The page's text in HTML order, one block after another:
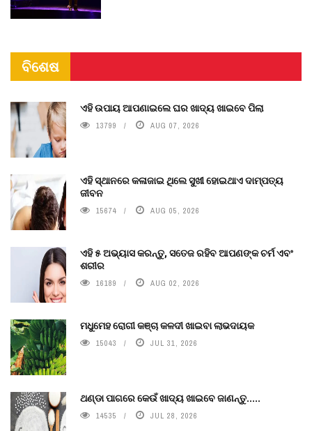
ବିଶେଷ
ଏହି ଉପାୟ ଆପଣାଇଲେ ଘର ଖାଦ୍ୟ ଖାଇବେ ପିଲା
13799 AUG 07, 2026
ଏହି ସ୍ଥାନରେ କଳାଜାଇ ଥିଲେ ସୁଖୀ ହୋଇଥାଏ ଦାମ୍ପତ୍ୟ
ଜୀବନ
15674 AUG 05, 2026
ଏହି ୫ ଅଭ୍ୟାସ କରନ୍ତୁ, ସତେଜ ରହିବ ଆପଣଙ୍କ ଚର୍ମ ଏବଂ
ଶରୀର
16189 AUG 02, 2026
ମଧୁମେହ ରୋଗୀ କଞ୍ଚା କଳଦୀ ଖାଇବା ଲାଭଦାୟକ
15043 JUL 31, 2026
ଥଣ୍ଡା ପାଗରେ କେଉଁ ଖାଦ୍ୟ ଖାଇବେ ଜାଣନ୍ତୁ.....
14535 JUL 28, 2026